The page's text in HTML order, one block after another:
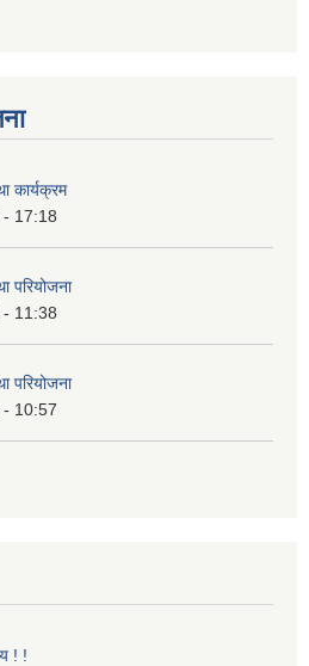
कार्यक्रम
17:18
11:38
10:57
! !